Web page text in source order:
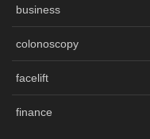
business
colonoscopy
facelift
finance